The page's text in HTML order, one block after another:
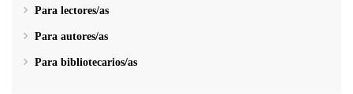
Para lectores/as
Para autores/as
Para bibliotecarios/as